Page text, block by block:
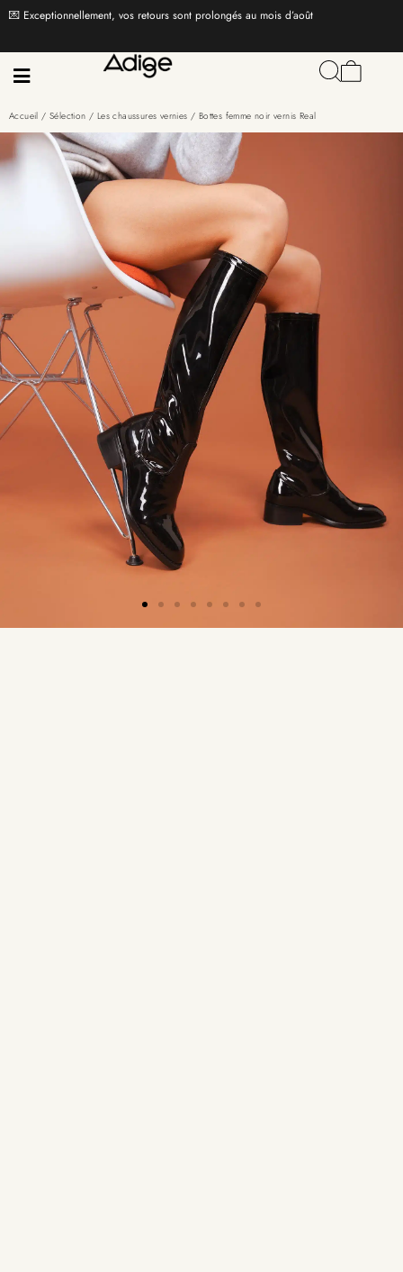
💌 Exceptionnellement, vos retours sont prolongés au mois d’août
Accueil /Sélection / Les chaussures vernies / Bottes femme noir vernis Real